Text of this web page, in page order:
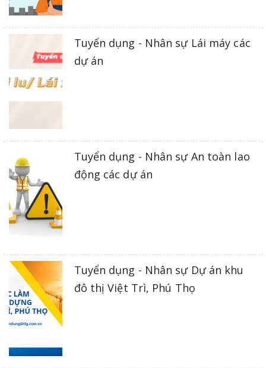
Tuyển dụng - Nhân sự Lái máy các
dự án
Tuyển dụng - Nhân sự An toàn lao
động các dự án
Tuyển dụng - Nhân sự Dự án khu
đô thị Việt Trì, Phú Thọ